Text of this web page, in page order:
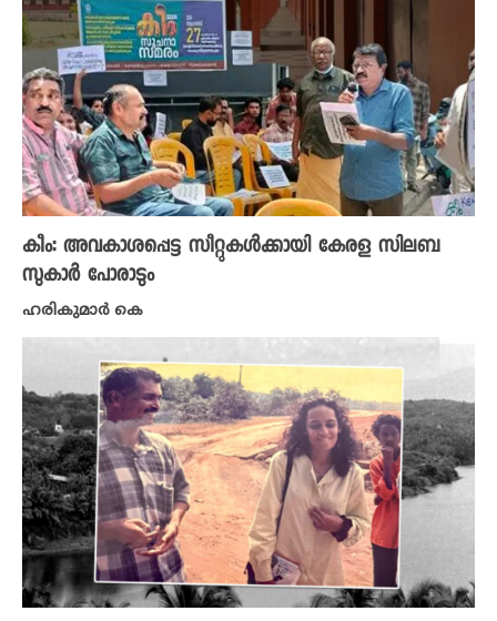
കീം: അവകാശപ്പെട്ട സീറ്റുകള്‍ക്കായി കേരള സിലബ
സുകാർ പോരാടും
ഹരികുമാർ കെ